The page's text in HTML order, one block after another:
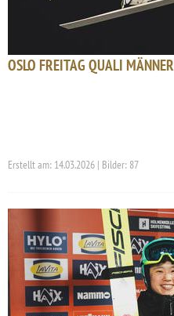
OSLO FREITAG QUALI MÄNNER
Erstellt am: 14.03.2026 | Bilder: 87